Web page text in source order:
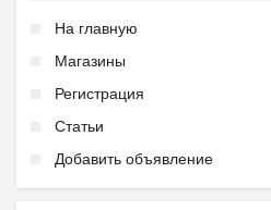
На главную
Магазины
Регистрация
Статьи
Добавить объявление